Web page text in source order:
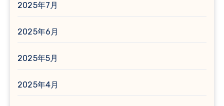
2025年7月
2025年6月
2025年5月
2025年4月